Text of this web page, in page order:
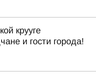
крууге
и гости города!